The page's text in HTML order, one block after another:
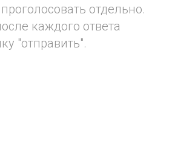
отдельно.
каждого ответа
"отправить".